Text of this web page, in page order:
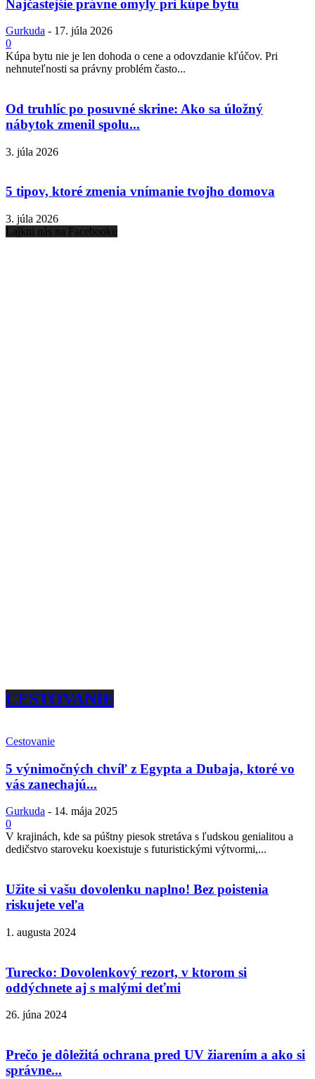
Najčastejšie právne omyly pri kúpe bytu
Gurkuda - 17. júla 2026
0
Kúpa bytu nie je len dohoda o cene a odovzdanie kľúčov. Pri
nehnuteľnosti sa právny problém často...
Od truhlíc po posuvné skrine: Ako sa úložný
nábytok zmenil spolu...
3. júla 2026
5 tipov, ktoré zmenia vnímanie tvojho domova
3. júla 2026
Lajkni nás na Facebooku
CESTOVANIE
Cestovanie
5 výnimočných chvíľ z Egypta a Dubaja, ktoré vo
vás zanechajú...
Gurkuda - 14. mája 2025
0
V krajinách, kde sa púštny piesok stretáva s ľudskou genialitou a
dedičstvo staroveku koexistuje s futuristickými výtvormi,...
Užite si vašu dovolenku naplno! Bez poistenia
riskujete veľa
1. augusta 2024
Turecko: Dovolenkový rezort, v ktorom si
oddýchnete aj s malými deťmi
26. júna 2024
Prečo je dôležitá ochrana pred UV žiarením a ako si
správne...